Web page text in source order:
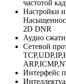
частотой
Настройки
2D DNR
Аудио
Сетевой
Интерфейс